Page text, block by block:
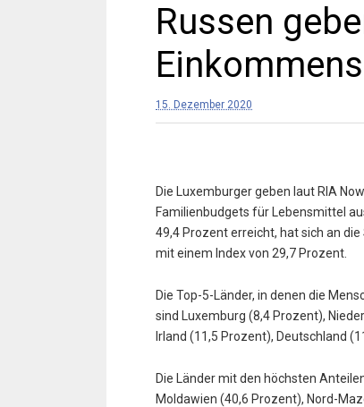
Russen
15. Dezember 2020
Die Luxemburger geben laut RIA
Familienbudgets für Lebensmittel
49,4 Prozent erreicht, hat sich an
mit einem Index von 29,7 Prozent.
Die Top-5-Länder, in denen die
sind Luxemburg (8,4 Prozent),
Irland (11,5 Prozent), Deutschland
Die Länder mit den höchsten
Moldawien (40,6 Prozent), Nord-